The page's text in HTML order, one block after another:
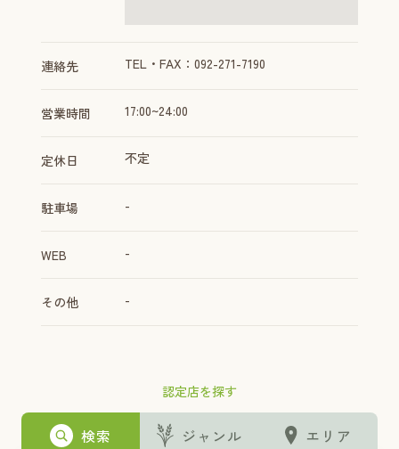
認定店を探す
検索 ジャンル エリア
連絡先 TEL・FAX：092-271-7190
営業時間 17:00~24:00
定休日 不定
駐車場 -
WEB -
その他 -